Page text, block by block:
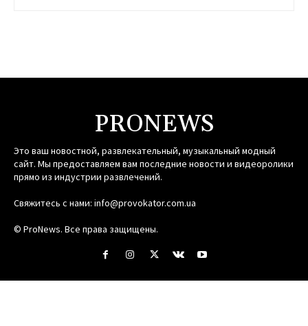
PRONEWS
Это ваш новостной, развлекательный, музыкальный модный
сайт. Мы предоставляем вам последние новости и видеоролики
прямо из индустрии развлечений.
Свяжитесь с нами: info@provokator.com.ua
© ProNews. Все права защищены.